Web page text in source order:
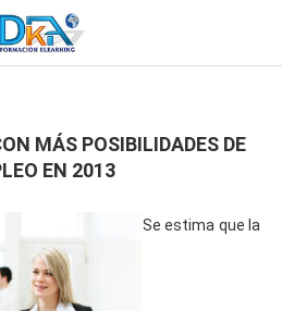
MÁS POSIBILIDADES DE
EN 2013
Se estima que la